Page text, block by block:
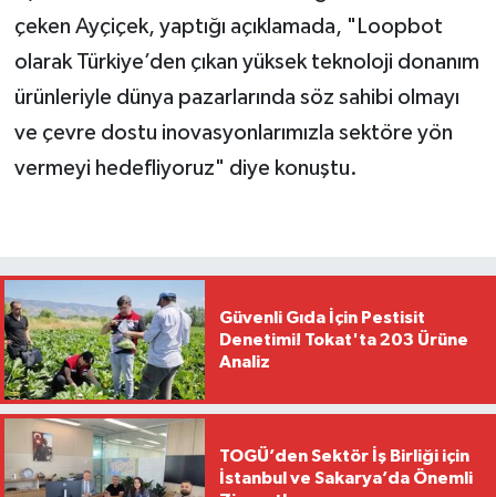
çeken Ayçiçek, yaptığı açıklamada, "Loopbot
olarak Türkiye’den çıkan yüksek teknoloji donanım
ürünleriyle dünya pazarlarında söz sahibi olmayı
ve çevre dostu inovasyonlarımızla sektöre yön
vermeyi hedefliyoruz" diye konuştu.
Güvenli Gıda İçin Pestisit
Denetimi! Tokat'ta 203 Ürüne
Analiz
TOGÜ’den Sektör İş Birliği için
İstanbul ve Sakarya’da Önemli